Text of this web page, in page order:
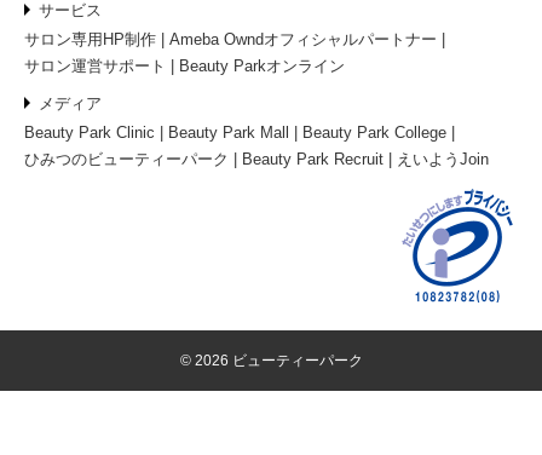
サービス
サロン専用HP制作
Ameba Owndオフィシャルパートナー
サロン運営サポート
Beauty Parkオンライン
メディア
Beauty Park Clinic
Beauty Park Mall
Beauty Park College
ひみつのビューティーパーク
Beauty Park Recruit えいようJoin
© 2026 ビューティーパーク